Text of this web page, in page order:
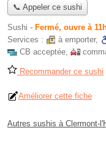
📞 Appeler ce sushi
Sushi - Fermé, ouvre à
Services :
à emporter,
CB acceptée,
Recommander ce sushi
Améliorer cette fiche
Autres sushis à Clermont-